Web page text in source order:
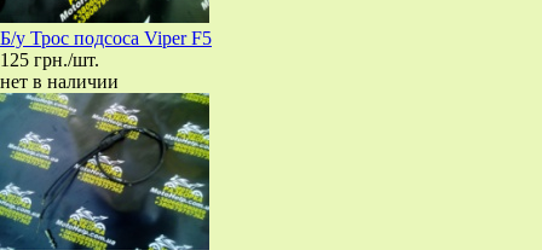
Б/у Трос подсоса Viper F5
125 грн./шт.
нет в наличии